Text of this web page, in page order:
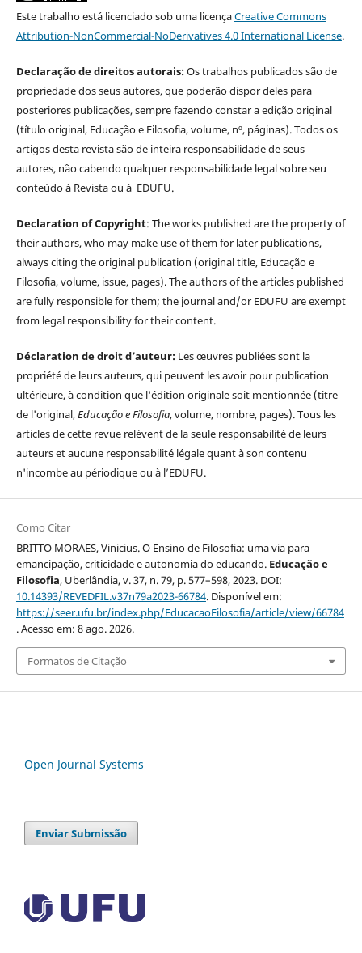
Este trabalho está licenciado sob uma licençaCreative Commons
Attribution-NonCommercial-NoDerivatives 4.0 International License.
Declaração de direitos autorais:Os trabalhos publicados são de
propriedade dos seus autores, que poderão dispor deles para
posteriores publicações, sempre fazendo constar a edição original
(título original, Educação e Filosofia, volume, nº, páginas). Todos os
artigos desta revista são de inteira responsabilidade de seus
autores, não cabendo qualquer responsabilidade legal sobre seu
conteúdo à Revista ou à EDUFU.
Declaration of Copyright: The works published are the property of
their authors, who may make use of them for later publications,
always citing the original publication (original title, Educação e
Filosofia, volume, issue, pages). The authors of the articles published
are fully responsible for them; the journal and/or EDUFU are exempt
from legal responsibility for their content.
Déclaration de droit d’auteur: Les œuvres publiées sont la
propriété de leurs auteurs, qui peuvent les avoir pour publication
ultérieure, à condition que l'édition originale soit mentionnée (titre
de l'original,Educação e Filosofia, volume, nombre, pages). Tous les
articles de cette revue relèvent de la seule responsabilité de leurs
auteurs et aucune responsabilité légale quant à son contenu
n'incombe au périodique ou à l’EDUFU.
Como Citar
BRITTO MORAES, Vinicius. O Ensino de Filosofia: uma via para
emancipação, criticidade e autonomia do educando. Educação e
Filosofia, Uberlândia, v. 37, n. 79, p. 577–598, 2023. DOI:
10.14393/REVEDFIL.v37n79a2023-66784. Disponível em:
https://seer.ufu.br/index.php/EducacaoFilosofia/article/view/66784
. Acesso em: 8 ago. 2026.
Formatos de Citação
Open Journal Systems
Enviar Submissão